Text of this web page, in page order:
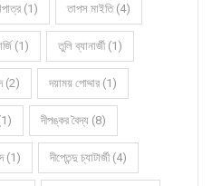
(1) তাপস মাইতি (4)
(1) তুলি ব্যানার্জী (1)
(2) দয়াময় পোদ্দার (1)
দীপঙ্কর বৈদ্য (8)
(1) দীপ্তেন্দু চ্যাটার্জী (4)